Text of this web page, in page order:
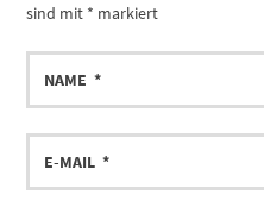
sind mit * markiert
NAME
E-
MAIL